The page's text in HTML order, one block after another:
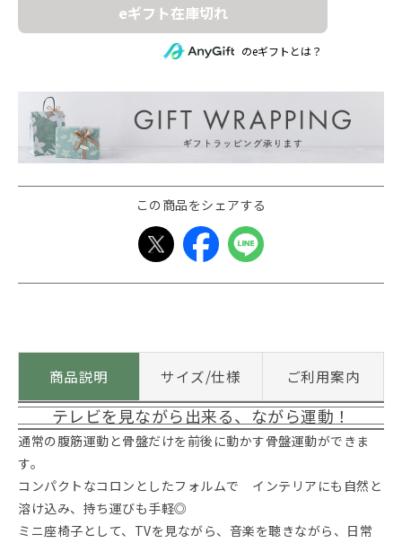
eギフト在庫切れ
のeギフトとは？
この商品をシェアする
商品説明 サイズ/仕様 ご利用案内
テレビを見ながら出来る、ながら運動！
通常の腹筋運動と骨盤だけを前後に動かす骨盤運動ができま
す。
コンパクトなコロンとしたフォルムで インテリアにも自然と
溶け込み、持ち運びも手軽◎
ミニ座椅子として、TVを見ながら、音楽を聴きながら、日常